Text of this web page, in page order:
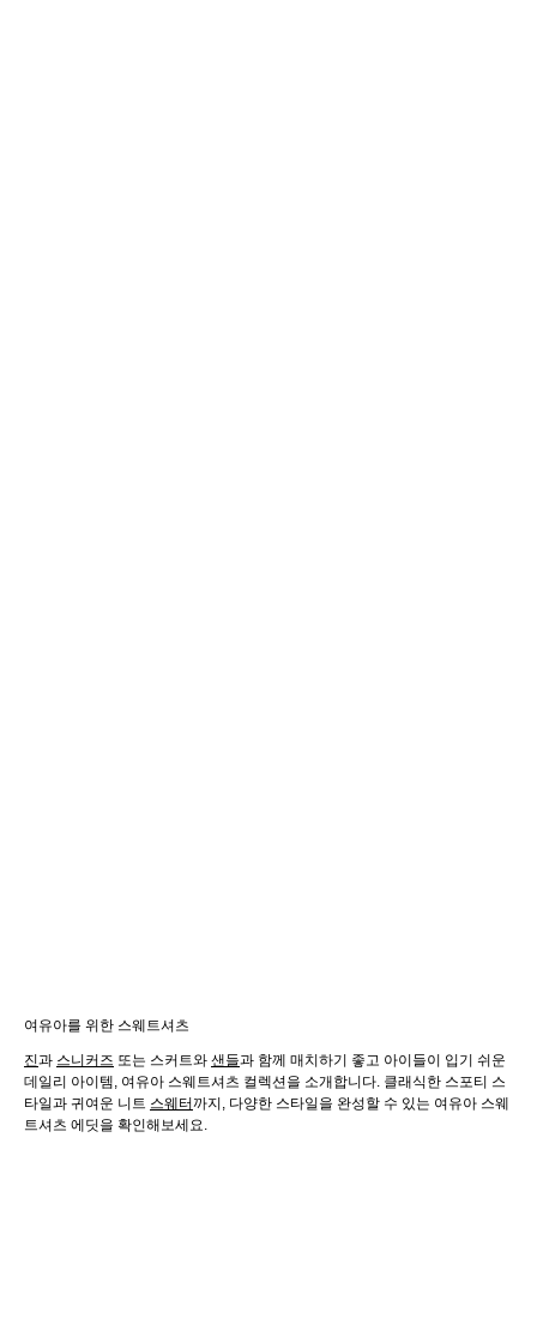
여유아를 위한 스웨트셔츠
진과 스니커즈 또는 스커트와 샌들과 함께 매치하기 좋고 아이들이 입기 쉬운
데일리 아이템, 여유아 스웨트셔츠 컬렉션을 소개합니다. 클래식한 스포티 스
타일과 귀여운 니트 스웨터까지, 다양한 스타일을 완성할 수 있는 여유아 스웨
트셔츠 에딧을 확인해보세요.